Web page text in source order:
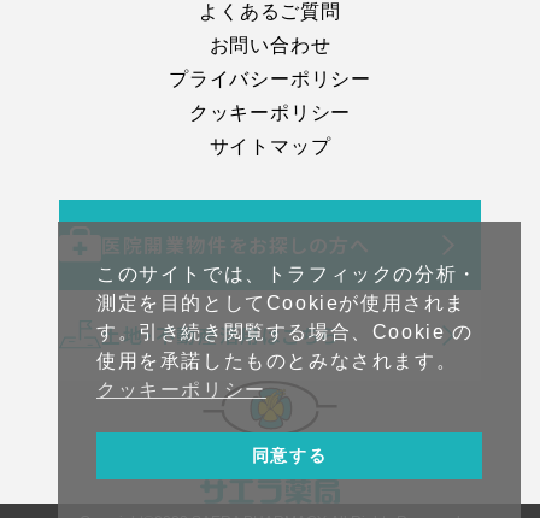
よくあるご質問
お問い合わせ
プライバシーポリシー
クッキーポリシー
サイトマップ
土地・不動産活用はこちら
このサイトでは、トラフィックの分析・
測定を目的としてCookieが使用されま
す。引き続き閲覧する場合、Cookie の
使用を承諾したものとみなされます。
クッキーポリシー
同意する